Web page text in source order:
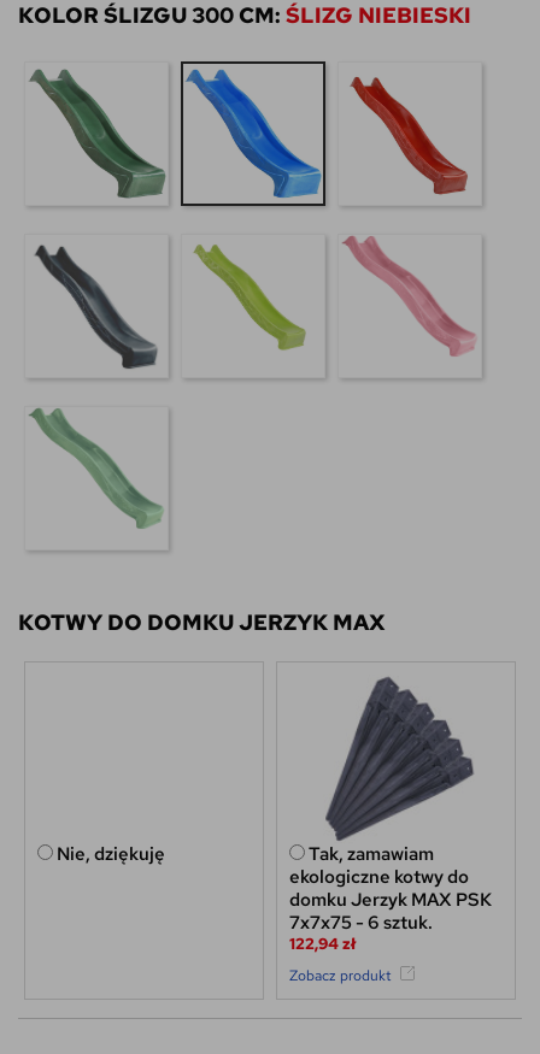
KOLOR ŚLIZGU 300 CM: ŚLIZG NIEBIESKI
Ślizg ciemny zielonyŚlizg niebieski Ślizg czerwony
Ślizg antracytowy ślizg limonka Ślizg pastelowy róż
Ślizg pastelowa zieleń
KOTWY DO DOMKU JERZYK MAX
Nie, dziękuję
Tak, zamawiam
ekologiczne kotwy do
domku Jerzyk MAX PSK
7x7x75 - 6 sztuk.
122,94 zł
Zobacz produkt